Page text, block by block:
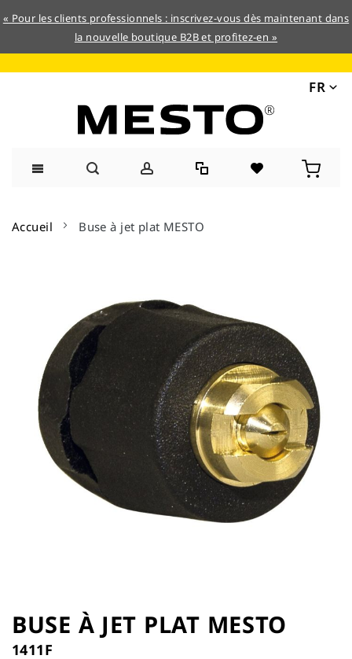
« Pour les clients professionnels : inscrivez-vous dès maintenant dans
la nouvelle boutique B2B et profitez-en »
FR
contenu
Accueil Buse à jet plat MESTO
images
gallery
to
the
beginning
BUSE À JET PLAT MESTO
1411F